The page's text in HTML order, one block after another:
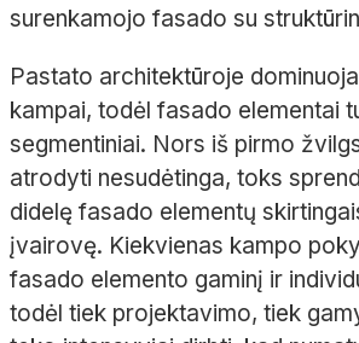
surenkamojo fasado su
Pastato architektūroje
kampai, todėl fasado elementai
segmentiniai. Nors iš pirmo
atrodyti nesudėtinga, toks
didelę fasado elementų
įvairovę. Kiekvienas kampo
fasado elemento gaminį ir
todėl tiek projektavimo, tiek